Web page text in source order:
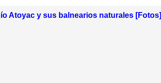
Atoyac y sus balnearios naturales [Fotos]